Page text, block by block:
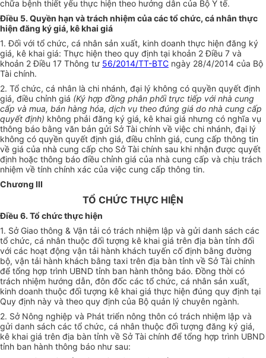
chữa bệnh thiết yếu thực hiện theo hướng dẫn của Bộ Y tế.
Điều 5. Quyền hạn và trách nhiệm của các tổ chức, cá nhân thực
hiện đăng ký giá, kê khai giá
1. Đối với tổ chức, cá nhân sản xuất, kinh doanh thực hiện đăng ký
giá, kê khai giá: Thực hiện theo quy định tại khoản 2 Điều 7 và
khoản 2 Điều 17 Thông tư 56/2014/TT-BTC ngày 28/4/2014 của Bộ
Tài chính.
2. Tổ chức, cá nhân là chi nhánh, đại lý không có quyền quyết định
giá, điều chỉnh giá (Ký hợp đồng phân phối trực tiếp với nhà cung
cấp và mua, bán hàng hóa, dịch vụ theo đúng giá do nhà cung cấp
quyết định) không phải đăng ký giá, kê khai giá nhưng có nghĩa vụ
thông báo bằng văn bản gửi Sở Tài chính về việc chi nhánh, đại lý
không có quyền quyết định giá, điều chỉnh giá, cung cấp thông tin
về giá của nhà cung cấp cho Sở Tài chính sau khi nhận được quyết
định hoặc thông báo điều chỉnh giá của nhà cung cấp và chịu trách
nhiệm về tính chính xác của việc cung cấp thông tin.
Chương III
TỔ CHỨC THỰC HIỆN
Điều 6. Tổ chức thực hiện
1. Sở Giao thông & Vận tải có trách nhiệm lập và gửi danh sách các
tổ chức, cá nhân thuộc đối tượng kê khai giá trên địa bàn tỉnh đối
với các hoạt động vận tải hành khách tuyến cố định bằng đường
bộ, vận tải hành khách bằng taxi trên địa bàn tỉnh về Sở Tài chính
để tổng hợp trình UBND tỉnh ban hành thông báo. Đồng thời có
trách nhiệm hướng dẫn, đôn đốc các tổ chức, cá nhân sản xuất,
kinh doanh thuộc đối tượng kê khai giá thực hiện đúng quy định tại
Quy định này và theo quy định của Bộ quản lý chuyên ngành.
2. Sở Nông nghiệp và Phát triển nông thôn có trách nhiệm lập và
gửi danh sách các tổ chức, cá nhân thuộc đối tượng đăng ký giá,
kê khai giá trên địa bàn tỉnh về Sở Tài chính để tổng hợp trình UBND
tỉnh ban hành thông báo như sau: